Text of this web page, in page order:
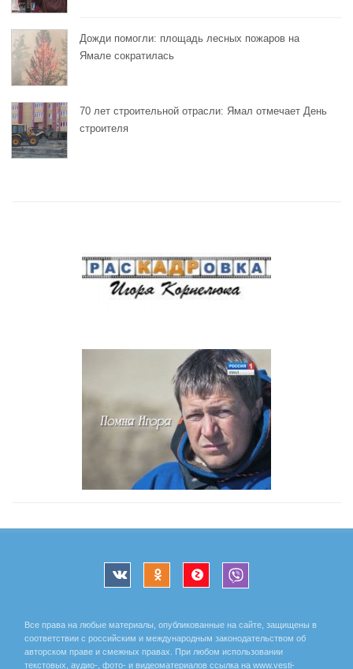
Дожди помогли: площадь лесных пожаров на
Ямале сократилась
70 лет строительной отрасли: Ямал отмечает День
строителя
Все права на любые материалы, опубликованные на сайте, защищены в
соответствии с российским и международным законодательством об
авторском праве и смежных правах. При любом использовании
текстовых, аудио-, фото- и видеоматериалов ссылка на www.vesti-